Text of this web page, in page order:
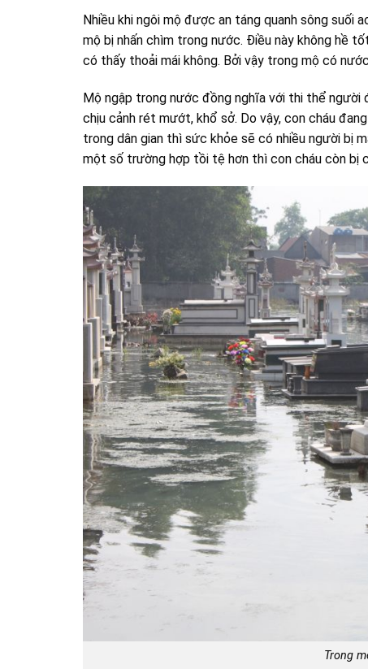
Nhiều khi ngôi mộ được an táng quanh sông suối
mộ bị nhấn chìm trong nước. Điều này không hề
có thấy thoải mái không. Bởi vậy trong mộ có
Mộ ngập trong nước đồng nghĩa với thi thể người
chịu cảnh rét mướt, khổ sở. Do vậy, con cháu
trong dân gian thì sức khỏe sẽ có nhiều người bị
một số trường hợp tồi tệ hơn thì con cháu còn bị
Trong